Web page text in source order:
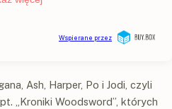
Ash, Harper, Po i Jodi, czyli
„Kroniki Woodsword”, których